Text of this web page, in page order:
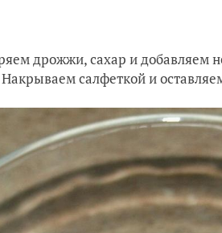
дрожжи, сахар и добавляем
Накрываем салфеткой и